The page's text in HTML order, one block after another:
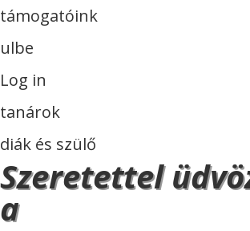
támogatóink
ulbe
Log in
tanárok
diák és szülő
Szeretettel
a